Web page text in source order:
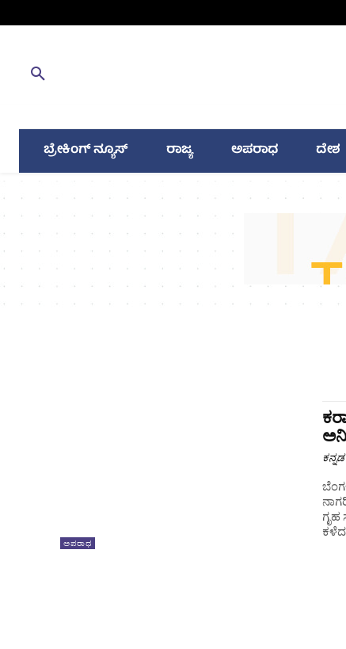
ಬ್ರೇಕಿಂಗ್ ನ್ಯೂಸ್ ರಾಜ್ಯ ಅಪರಾಧ ದೇಶ
ಅಪರಾಧ
ಗೃಹ
ಕಳೆದ